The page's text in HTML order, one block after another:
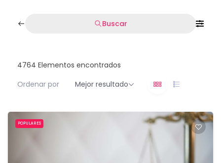
Buscar
4764 Elementos encontrados
Ordenar por
Mejor resultado
POPULARES